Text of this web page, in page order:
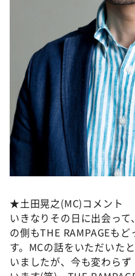
★土田晃之(MC)コメント
いきなりその日に出会っ
の側もTHE RAMPAGEも
す。MCの話をいただいた
いましたが、今も変わら